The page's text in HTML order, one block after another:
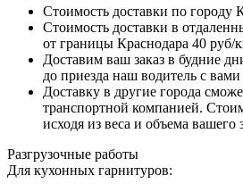
Стоимость доставки по городу
Стоимость доставки в
от границы Краснодара 40 руб/
Доставим ваш заказ в будние
до приезда наш водитель с вами
Доставку в другие города
транспортной компанией.
исходя из веса и объема вашего
Разгрузочные работы
Для кухонных гарнитуров: